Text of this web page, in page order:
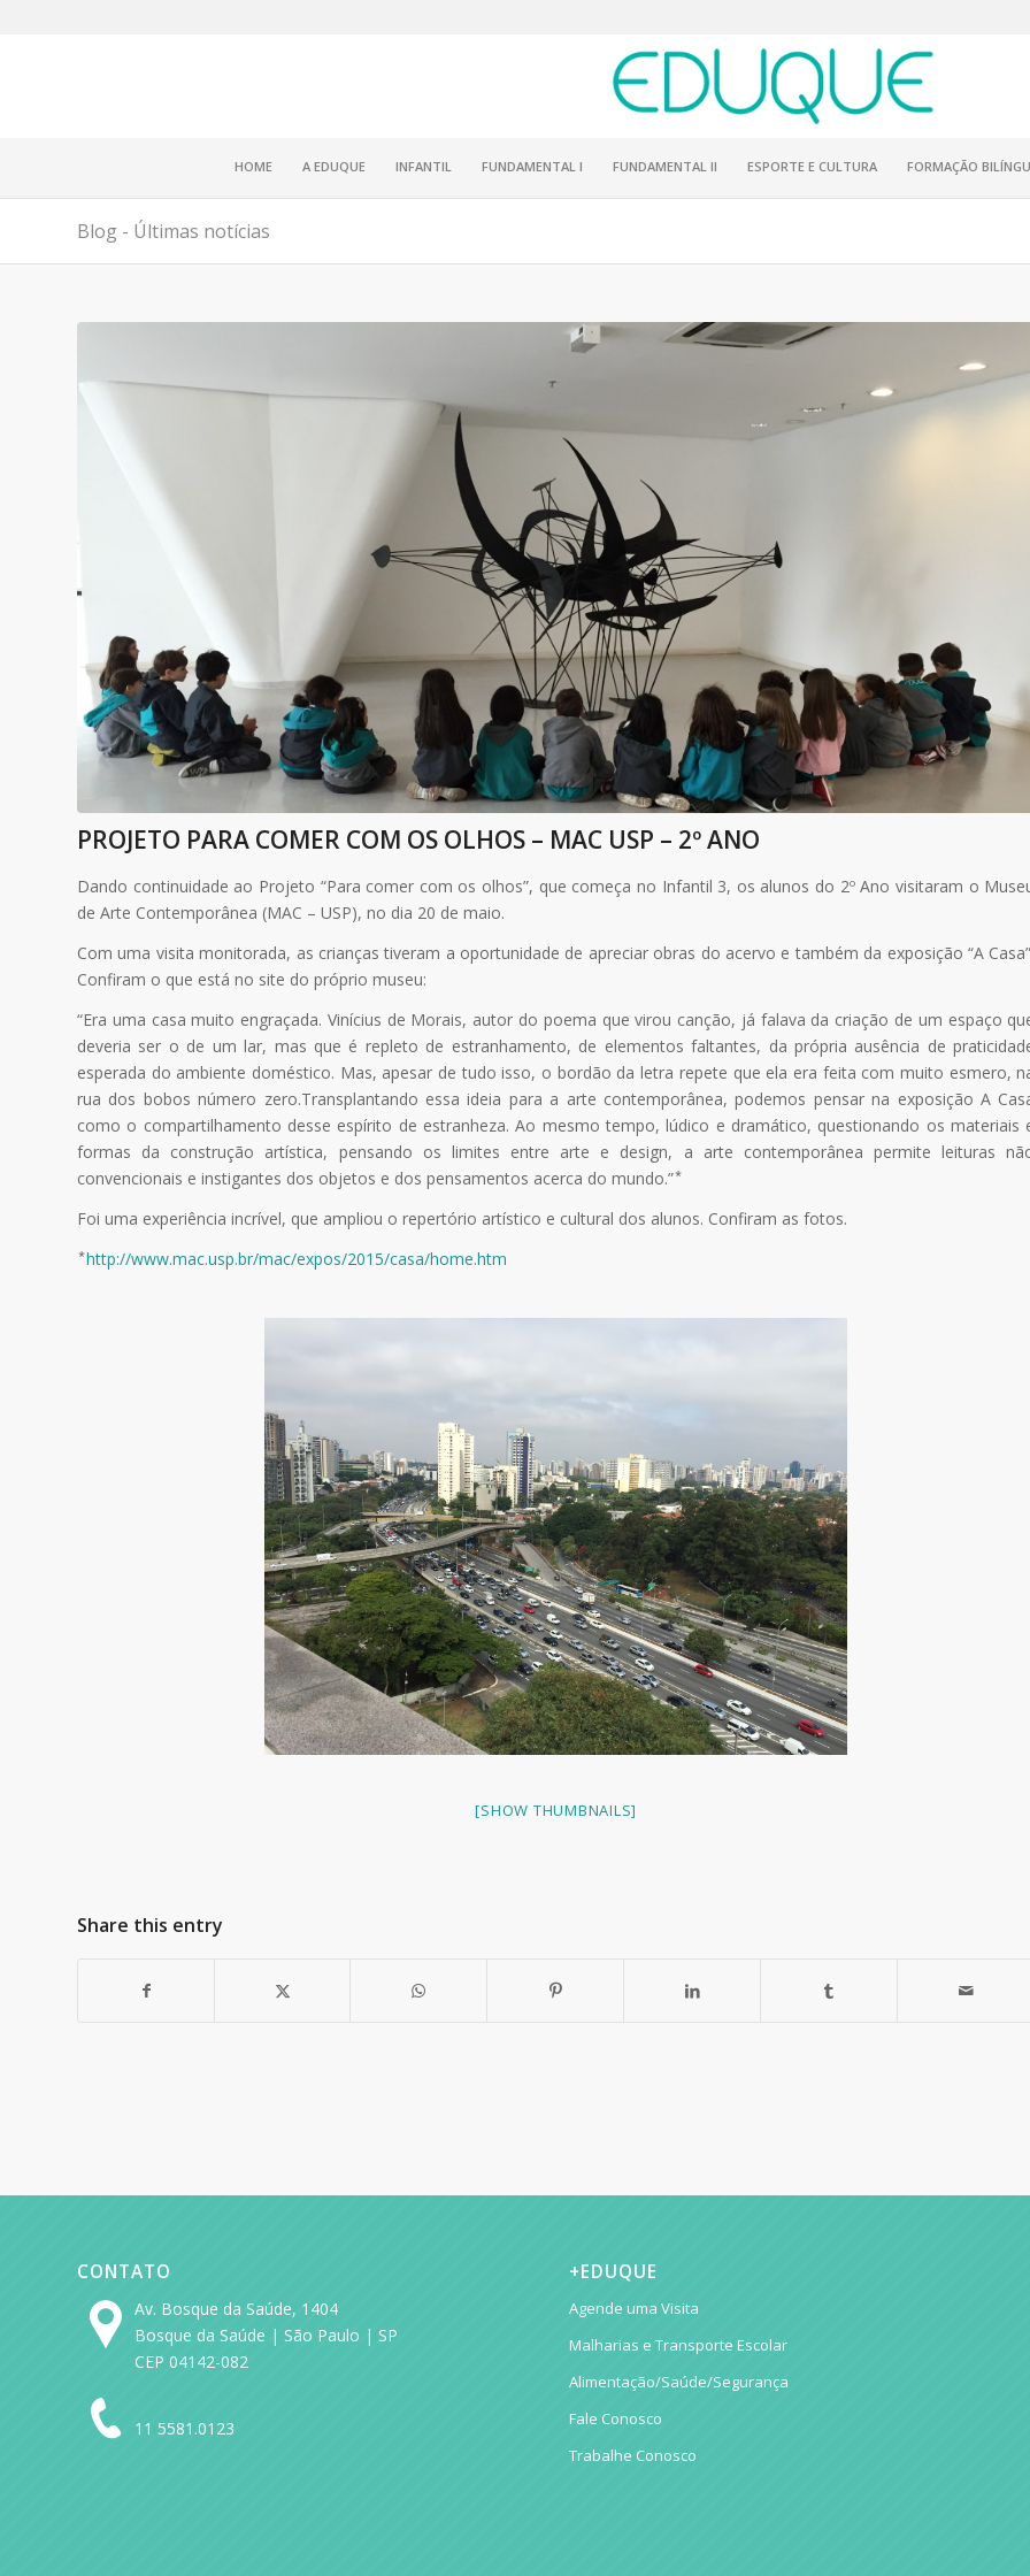
HOME A EDUQUE INFANTIL FUNDAMENTAL I FUNDAMENTAL II ESPORTE E CULTURA FORMAÇÃO
Blog - Últimas notícias
PROJETO PARA COMER COM OS OLHOS – MAC USP – 2º ANO
Dando continuidade ao Projeto “Para comer com os olhos”, que começa no Infantil 3, os alunos do 2º Ano visitaram o
de Arte Contemporânea (MAC – USP), no dia 20 de maio.
Com uma visita monitorada, as crianças tiveram a oportunidade de apreciar obras do acervo e também da exposição “A
Confiram o que está no site do próprio museu:
“Era uma casa muito engraçada. Vinícius de Morais, autor do poema que virou canção, já falava da criação de um espaço
deveria ser o de um lar, mas que é repleto de estranhamento, de elementos faltantes, da própria ausência de
esperada do ambiente doméstico. Mas, apesar de tudo isso, o bordão da letra repete que ela era feita com muito esmero,
rua dos bobos número zero.Transplantando essa ideia para a arte contemporânea, podemos pensar na exposição A
como o compartilhamento desse espírito de estranheza. Ao mesmo tempo, lúdico e dramático, questionando os materiais
formas da construção artística, pensando os limites entre arte e design, a arte contemporânea permite leituras
convencionais e instigantes dos objetos e dos pensamentos acerca do mundo.” ⃰
Foi uma experiência incrível, que ampliou o repertório artístico e cultural dos alunos. Confiram as fotos.
⃰http://www.mac.usp.br/mac/expos/2015/casa/home.htm
[SHOW THUMBNAILS]
Share this entry
CONTATO
Av. Bosque da Saúde, 1404
Bosque da Saúde | São Paulo | SP
CEP 04142-082
11 5581.0123
+EDUQUE
Agende uma Visita
Malharias e Transporte Escolar
Alimentação/Saúde/Segurança
Fale Conosco
Trabalhe Conosco